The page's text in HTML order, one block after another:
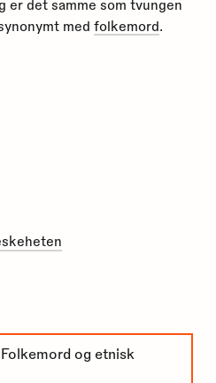
er det samme som tvungen
med folkemord.
og etnisk